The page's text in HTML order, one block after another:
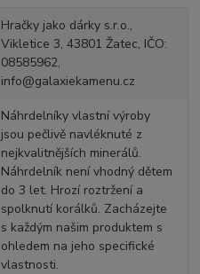
Hračky jako dárky s.r.o.,
Vikletice 3, 43801 Žatec, IČO:
08585962,
info@galaxiekamenu.cz
Náhrdelníky vlastní výroby
jsou pečlivě navléknuté z
nejkvalitnějších minerálů.
Náhrdelník není vhodný dětem
do 3 let. Hrozí roztržení a
spolknutí korálků. Zacházejte
s každým našim produktem s
ohledem na jeho specifické
vlastnosti.